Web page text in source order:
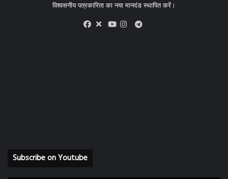
विश्वसनीय पत्रकारिता का नया मानदंड स्थापित करें।
X
Telegram
Subscribe on Youtube